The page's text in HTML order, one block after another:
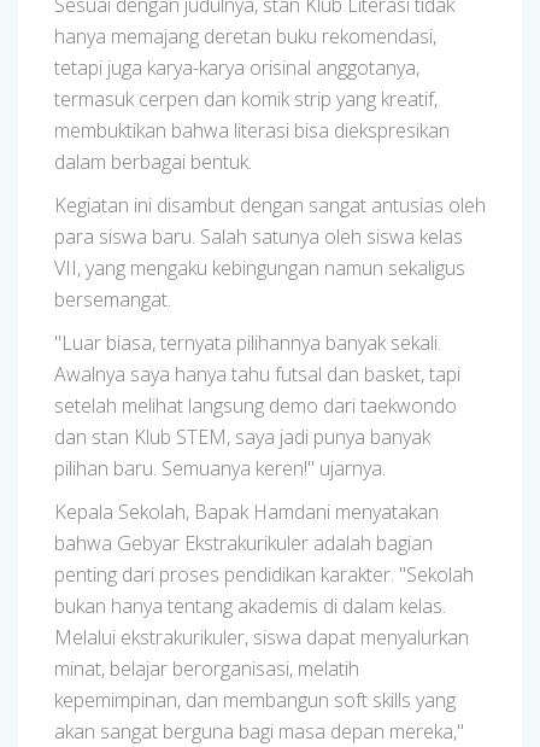
hanya memajang deretan buku rekomendasi,
tetapi juga karya-karya orisinal anggotanya,
termasuk cerpen dan komik strip yang kreatif,
membuktikan bahwa literasi bisa diekspresikan
dalam berbagai bentuk.
Kegiatan ini disambut dengan sangat antusias oleh
para siswa baru. Salah satunya oleh siswa kelas
VII, yang mengaku kebingungan namun sekaligus
bersemangat.
"Luar biasa, ternyata pilihannya banyak sekali.
Awalnya saya hanya tahu futsal dan basket, tapi
setelah melihat langsung demo dari taekwondo
dan stan Klub STEM, saya jadi punya banyak
pilihan baru. Semuanya keren!" ujarnya.
Kepala Sekolah, Bapak Hamdani menyatakan
bahwa Gebyar Ekstrakurikuler adalah bagian
penting dari proses pendidikan karakter. "Sekolah
bukan hanya tentang akademis di dalam kelas.
Melalui ekstrakurikuler, siswa dapat menyalurkan
minat, belajar berorganisasi, melatih
kepemimpinan, dan membangun soft skills yang
akan sangat berguna bagi masa depan mereka,"